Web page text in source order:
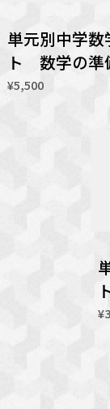
単元別中学数
ト 数学の準
¥5,500